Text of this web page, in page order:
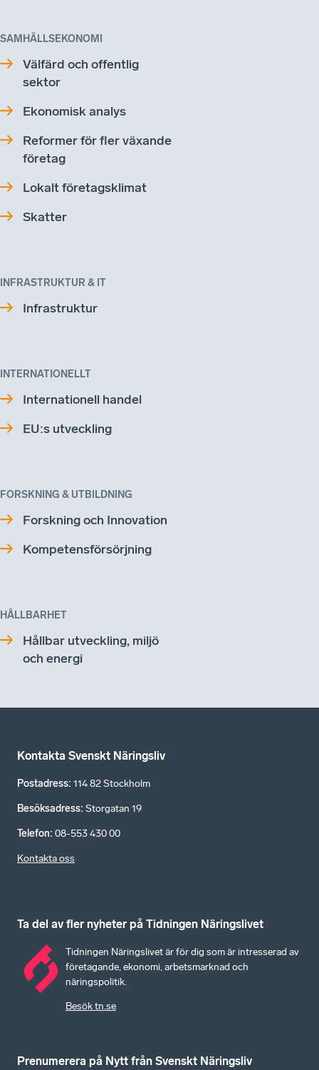
SAMHÄLLSEKONOMI
Välfärd och offentlig
sektor
Ekonomisk analys
Reformer för fler växande
företag
Lokalt företagsklimat
Skatter
INFRASTRUKTUR & IT
Infrastruktur
INTERNATIONELLT
Internationell handel
EU:s utveckling
FORSKNING & UTBILDNING
Forskning och Innovation
Kompetensförsörjning
HÅLLBARHET
Hållbar utveckling, miljö
och energi
Kontakta Svenskt Näringsliv
Postadress: 114 82 Stockholm
Besöksadress: Storgatan 19
Telefon: 08-553 430 00
Kontakta oss
Ta del av fler nyheter på Tidningen Näringslivet
Tidningen Näringslivet är för dig som är intresserad av
företagande, ekonomi, arbetsmarknad och
näringspolitik.
Besök tn.se
Prenumerera på Nytt från Svenskt Näringsliv